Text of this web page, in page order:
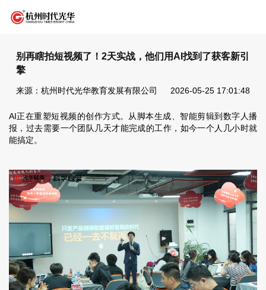
别再瞎拍短视频了！2天实战，他们用AI找到了获客新引
擎
来源：杭州时代光华教育发展有限公司 2026-05-25 17:01:48
AI正在重塑短视频的创作方式。从脚本生成、智能剪辑到数字人播
报，过去需要一个团队几天才能完成的工作，如今一个人几小时就
能搞定。